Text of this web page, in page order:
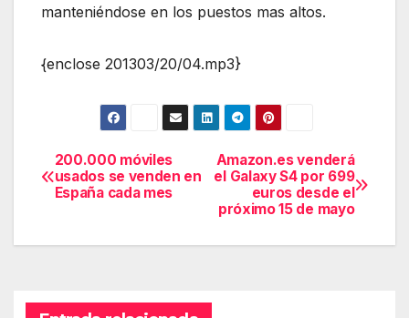
manteniéndose en los puestos mas altos.
{enclose 201303/20/04.mp3}
Navegación
de
entradas
Amazon.es venderá
el Galaxy S4 por 699
euros desde el
próximo 15 de mayo
200.000 móviles
usados se venden en
España cada mes